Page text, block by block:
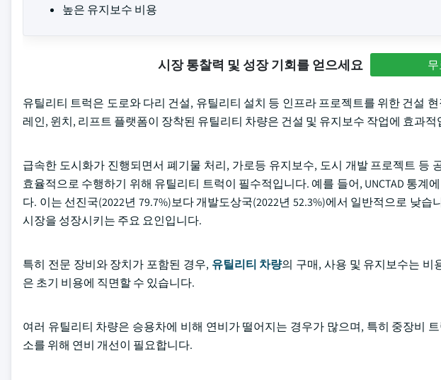
높은 유지보수 비용
시장 통찰력 및 성장 기회를 얻으세요
유틸리티 트럭은 도로와 다리 건설, 유틸리티 설치 등 인프라 프로젝트를 위한 건설
레인, 윈치, 리프트 플랫폼이 장착된 유틸리티 차량은 건설 및 유지보수 작업에 효과적
급속한 도시화가 진행되면서 폐기물 처리, 가로등 유지보수, 도시 개발 프로젝트 등
효율적으로 수행하기 위해 유틸리티 트럭이 필수적입니다. 예를 들어, UNCTAD 통계
다. 이는 선진국(2022년 79.7%)보다 개발도상국(2022년 52.3%)에서 일반적으로 낮
시장을 성장시키는 주요 요인입니다.
특히 전문 장비와 장치가 포함된 경우, 유틸리티 차량의 구매, 사용 및 유지보수는 비
은 초기 비용에 직면할 수 있습니다.
여러 유틸리티 차량은 승용차에 비해 연비가 떨어지는 경우가 많으며, 특히 중장비
소를 위해 연비 개선이 필요합니다.